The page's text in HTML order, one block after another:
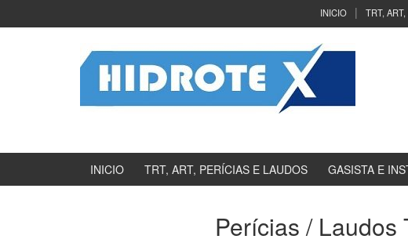
INICIO TRT,
INICIO TRT, ART, PERÍCIAS E LAUDOS GASISTA E
Perícias / Laudos